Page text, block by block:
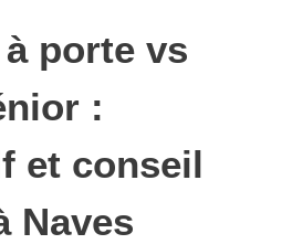
porte vs
:
et conseil
Naves